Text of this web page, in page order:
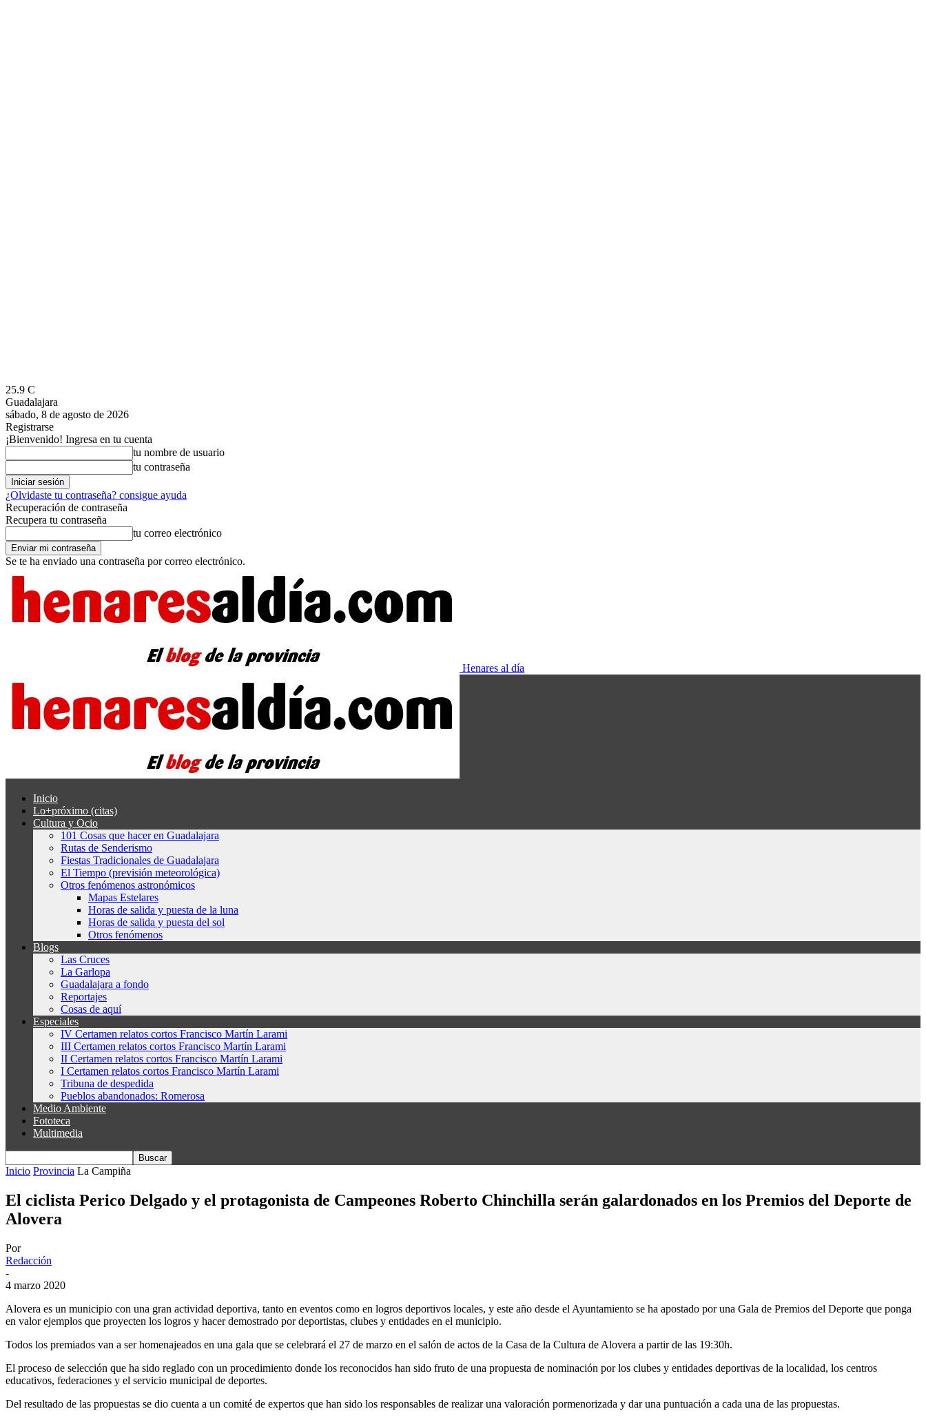
25.9 C
Guadalajara
sábado, 8 de agosto de 2026
Registrarse
¡Bienvenido! Ingresa en tu cuenta
tu nombre de usuario
tu contraseña
¿Olvidaste tu contraseña? consigue ayuda
Recuperación de contraseña
Recupera tu contraseña
tu correo electrónico
Se te ha enviado una contraseña por correo electrónico.
Henares al día
Inicio
Lo+próximo (citas)
Cultura y Ocio
101 Cosas que hacer en Guadalajara
Rutas de Senderismo
Fiestas Tradicionales de Guadalajara
El Tiempo (previsión meteorológica)
Otros fenómenos astronómicos
Mapas Estelares
Horas de salida y puesta de la luna
Horas de salida y puesta del sol
Otros fenómenos
Blogs
Las Cruces
La Garlopa
Guadalajara a fondo
Reportajes
Cosas de aquí
Especiales
IV Certamen relatos cortos Francisco Martín Larami
III Certamen relatos cortos Francisco Martín Larami
II Certamen relatos cortos Francisco Martín Larami
I Certamen relatos cortos Francisco Martín Larami
Tribuna de despedida
Pueblos abandonados: Romerosa
Medio Ambiente
Fototeca
Multimedia
Inicio Provincia La Campiña
El ciclista Perico Delgado y el protagonista de Campeones Roberto Chinchilla serán galardonados en los Premios del Deporte de
Alovera
Por
Redacción
-
4 marzo 2020
Alovera es un municipio con una gran actividad deportiva, tanto en eventos como en logros deportivos locales, y este año desde el Ayuntamiento se ha apostado por una Gala de Premios del Deporte que ponga
en valor ejemplos que proyecten los logros y hacer demostrado por deportistas, clubes y entidades en el municipio.
Todos los premiados van a ser homenajeados en una gala que se celebrará el 27 de marzo en el salón de actos de la Casa de la Cultura de Alovera a partir de las 19:30h.
El proceso de selección que ha sido reglado con un procedimiento donde los reconocidos han sido fruto de una propuesta de nominación por los clubes y entidades deportivas de la localidad, los centros
educativos, federaciones y el servicio municipal de deportes.
Del resultado de las propuestas se dio cuenta a un comité de expertos que han sido los responsables de realizar una valoración pormenorizada y dar una puntuación a cada una de las propuestas.